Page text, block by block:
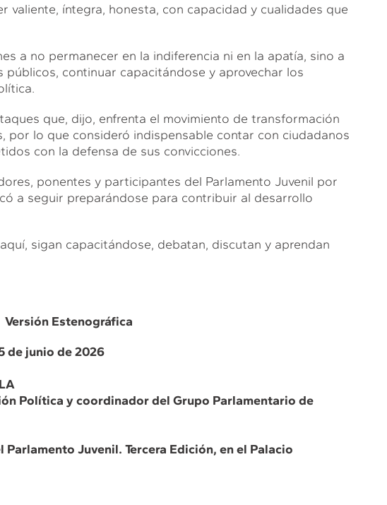
valiente, íntegra, honesta, con capacidad y cualidades que
a no permanecer en la indiferencia ni en la apatía, sino a
continuar capacitándose y aprovechar los
que, dijo, enfrenta el movimiento de transformación
por lo que consideró indispensable contar con ciudadanos
con la defensa de sus convicciones.
ponentes y participantes del Parlamento Juvenil por
a seguir preparándose para contribuir al desarrollo
sigan capacitándose, debatan, discutan y aprendan
Versión Estenográfica
de junio de 2026
Política y coordinador del Grupo Parlamentario de
Juvenil. Tercera Edición, en el Palacio